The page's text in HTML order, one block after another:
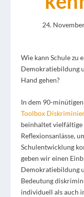
24.
Wie kann Schule zu
Demokratiebildung
Hand gehen?
In dem 90-
Toolbox
beinhaltet
Reflexionsanlässe,
Schulentwicklung
geben wir einen
Demokratiebildung
Bedeutung
individuell als auch